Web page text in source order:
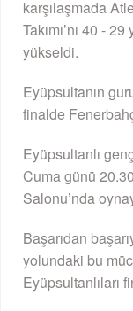
karşılaşmada
Takımı’nı 40 -
yükseldi.
Eyüpsultanın
finalde
Eyüpsultanlı
Cuma günü
Salonu’nda
Başarıdan
yolundaki bu
Eyüpsultanlıları